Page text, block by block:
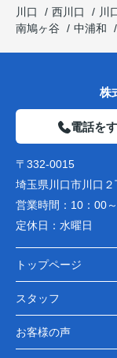
川口
西川口 川
南鳩ヶ谷
中浦和
株
電話を
〒332-0015
埼玉県川口市川口
営業時間： 10：00
定休日： 水曜日
トップページ
スタッフ
お客様の声